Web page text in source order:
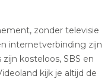
zonder televisie
internetverbinding zijn
kosteloos, SBS en
kijk je altijd de